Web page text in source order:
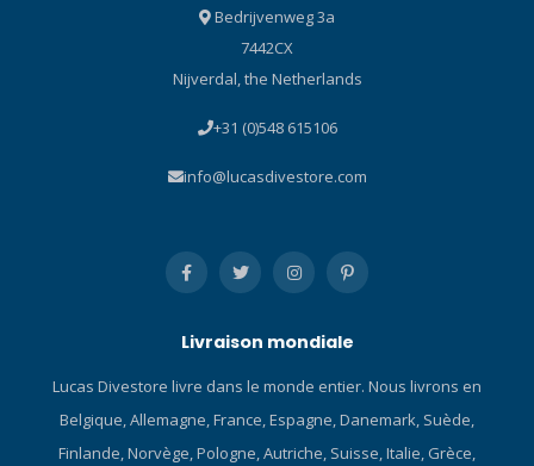
infrarouge Celliant® avec
longueur. Jointures aux
paume en 3D améliore la
Doublement collé et cousu à
l'aveugle. Cliquez ici et
Bedrijvenweg 3a
7442CX
Nijverdal, the Netherlands
+31 (0)548 615106
info@lucasdivestore.com
Livraison mondiale
Lucas Divestore livre dans le monde entier. Nous livrons en
Belgique, Allemagne, France, Espagne, Danemark, Suède,
Finlande, Norvège, Pologne, Autriche, Suisse, Italie, Grèce,